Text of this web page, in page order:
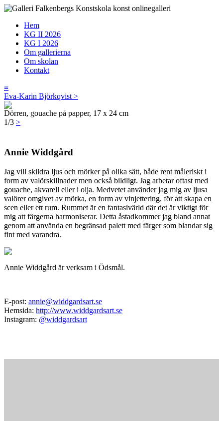
Hem
KG II 2026
KG I 2026
Om gallerierna
Om skolan
Kontakt
≡
Eva-Karin Björkqvist >
Dörren, gouache på papper, 17 x 24 cm
1/3 >
Annie Widdgård
Jag vill skildra ljus och mörker på olika sätt, både rent måleriskt i
form av valörskillnader men också bildligt. Jag arbetar oftast med
gouache, akvarell eller i olja. Medvetet använder jag mig av ljusa
valörer omgivet av mörka, en form av vinjettering, för att skapa en
scen eller ett rum. Rummet är en fantasivärld där det är viktigt för
mig att färgerna harmoniserar. Detta åstadkommer jag bland annat
genom att använda en begränsad palett med färger som blandar sig
fint med varandra.
Annie Widdgård är verksam i Ödsmål.
E-post: annie@widdgardsart.se
Hemsida: http://www.widdgardsart.se
Instagram: @widdgardsart